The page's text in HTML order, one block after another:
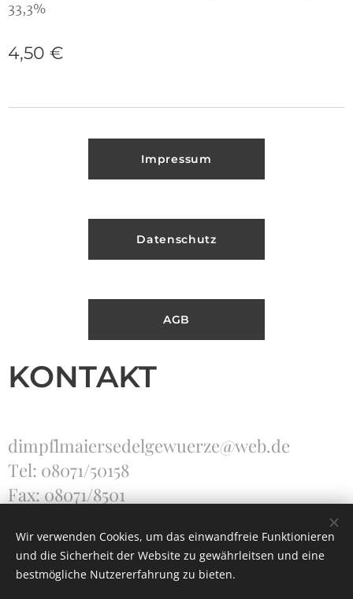
33,3%
4,50 €
Impressum
Datenschutz
AGB
KONTAKT
dimpflmaiersedelgewuerze@web.de
Tel: 08071/50158
Fax: 08071/8501
Unterstützt vonWebnode Cookies
Wir verwenden Cookies, um das einwandfreie Funktionieren
und die Sicherheit der Website zu gewährleitsen und eine
bestmögliche Nutzererfahrung zu bieten.